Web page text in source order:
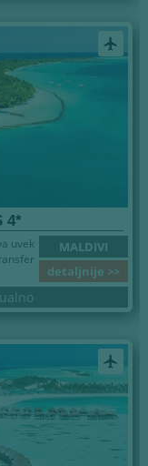
airplanemode_active
4*
MALDIVI
detaljnije >>
uvek
airplanemode_active